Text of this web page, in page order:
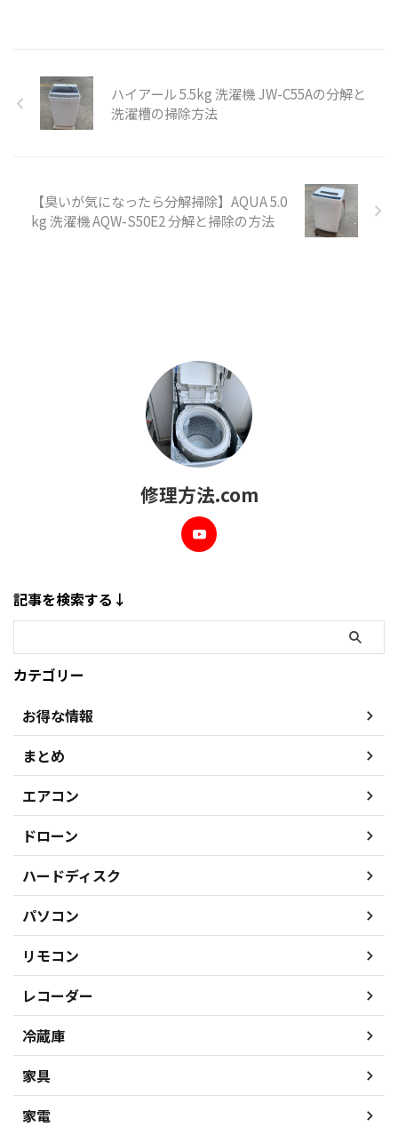
ハイアール 5.5kg 洗濯機 JW-C55Aの分解と
洗濯槽の掃除方法
【臭いが気になったら分解掃除】AQUA 5.0
kg 洗濯機 AQW-S50E2 分解と掃除の方法
修理方法.com
記事を検索する↓
カテゴリー
お得な情報
まとめ
エアコン
ドローン
ハードディスク
パソコン
リモコン
レコーダー
冷蔵庫
家具
家電